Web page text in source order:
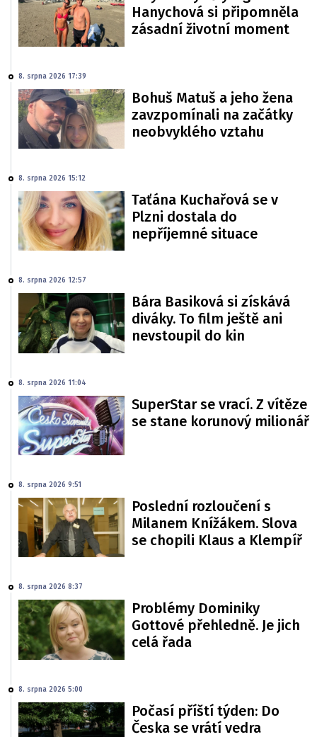
Hanychová si připomněla
zásadní životní moment
8. srpna 2026 17:39
Bohuš Matuš a jeho žena
zavzpomínali na začátky
neobvyklého vztahu
8. srpna 2026 15:12
Taťána Kuchařová se v
Plzni dostala do
nepříjemné situace
8. srpna 2026 12:57
Bára Basiková si získává
diváky. To film ještě ani
nevstoupil do kin
8. srpna 2026 11:04
SuperStar se vrací. Z vítěze
se stane korunový milionář
8. srpna 2026 9:51
Poslední rozloučení s
Milanem Knížákem. Slova
se chopili Klaus a Klempíř
8. srpna 2026 8:37
Problémy Dominiky
Gottové přehledně. Je jich
celá řada
8. srpna 2026 5:00
Počasí příští týden: Do
Česka se vrátí vedra